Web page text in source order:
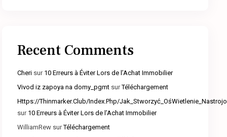
Recent Comments
Cherisur 10 Erreurs à Éviter Lors de l’Achat Immobilier
Vivod iz zapoya na domy_pgmtsurTéléchargement
Https://Thinmarker.Club/Index.Php/
sur 10 Erreurs à Éviter Lors de l’Achat Immobilier
WilliamRewsurTéléchargement